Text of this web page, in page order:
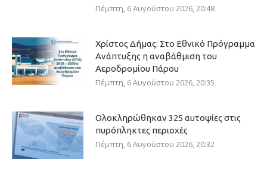
Πέμπτη, 6 Αυγούστου 2026, 20:48
Χρίστος Δήμας: Στο Εθνικό Πρόγραμμα
Ανάπτυξης η αναβάθμιση του
Αεροδρομίου Πάρου
Πέμπτη, 6 Αυγούστου 2026, 20:35
Ολοκληρώθηκαν 325 αυτοψίες στις
πυρόπληκτες περιοχές
Πέμπτη, 6 Αυγούστου 2026, 20:32